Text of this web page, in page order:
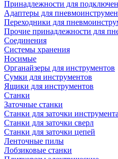
Принадлежности для
Адаптеры для
Переходники для
Прочие принадлежности для
Соединения
Системы хранения
Носимые
Органайзеры для инструментов
Сумки для инструментов
Ящики для инструментов
Станки
Заточные станки
Станки для заточки инструмента
Станки для заточки сверл
Станки для заточки цепей
Ленточные пилы
Лобзиковые станки